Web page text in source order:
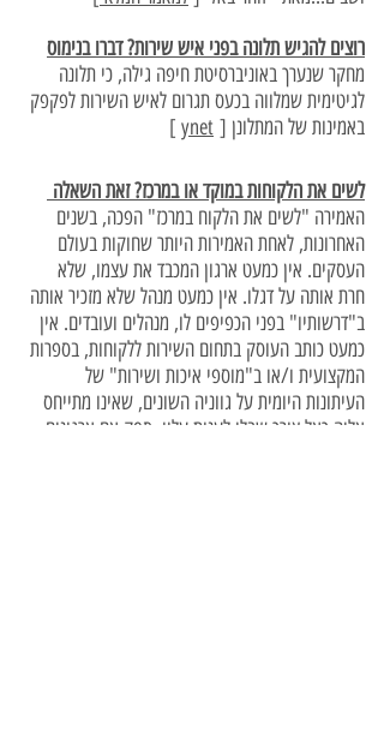
רוצים להגיש תלונה בפני איש שירות? דברו בנימוס
מחקר שנערך באוניברסיטת חיפה גילה, כי תלונה
לגיטימית שמלווה בכעס תגרום לאיש השירות לפקפק
באמינות של המתלונן [ ynet
]
לשים את הלקוחות במוקד או במרכז? זאת השאלה
האמירה "לשים את הלקוח במרכז" הפכה, בשנים
האחרונות, לאחת האמירות היותר שחוקות בעולם
העסקים. אין כמעט ארגון המכבד את עצמו, שלא
חרת אותה על דגלו. אין כמעט מנהל שלא מזכיר אותה
ב"דרשותיו" בפני הכפיפים לו, מנהלים ועובדים. אין
כמעט כותב העוסק בתחום השירות ללקוחות, בספרות
המקצועית ו/או ב"מוספי איכות ושירות" של
העיתונות היומית על גווניה השונים, שאינו מתייחס
אליה כאל צורך שבלי לענות עליו, ספק אם ארגונים